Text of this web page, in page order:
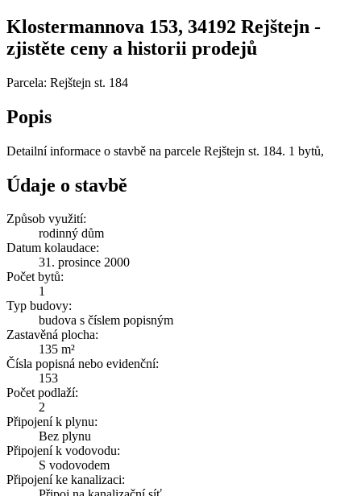
Klostermannova 153, 34192 Rejštejn -
zjistěte ceny a historii prodejů
Parcela: Rejštejn st. 184
Popis
Detailní informace o stavbě na parcele Rejštejn st. 184. 1 bytů,
Údaje o stavbě
Způsob využití:
rodinný dům
Datum kolaudace:
31. prosince 2000
Počet bytů:
1
Typ budovy:
budova s číslem popisným
Zastavěná plocha:
135 m²
Čísla popisná nebo evidenční:
153
Počet podlaží:
2
Připojení k plynu:
Bez plynu
Připojení k vodovodu:
S vodovodem
Připojení ke kanalizaci: